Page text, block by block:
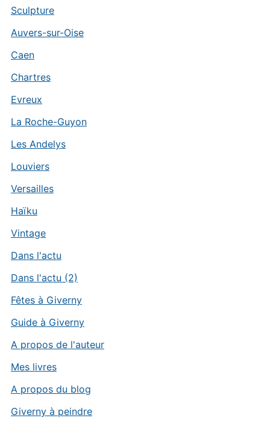
Sculpture
Auvers-sur-Oise
Caen
Chartres
Evreux
La Roche-Guyon
Les Andelys
Louviers
Versailles
Haïku
Vintage
Dans l'actu
Dans l'actu (2)
Fêtes à Giverny
Guide à Giverny
A propos de l'auteur
Mes livres
A propos du blog
Giverny à peindre